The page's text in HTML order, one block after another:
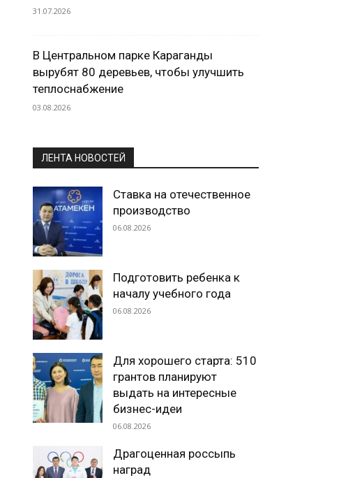
31.07.2026
В Центральном парке Караганды
вырубят 80 деревьев, чтобы улучшить
теплоснабжение
03.08.2026
ЛЕНТА НОВОСТЕЙ
Ставка на отечественное
производство
06.08.2026
Подготовить ребенка к
началу учебного года
06.08.2026
Для хорошего старта: 510
грантов планируют
выдать на интересные
бизнес-идеи
06.08.2026
Драгоценная россыпь
наград